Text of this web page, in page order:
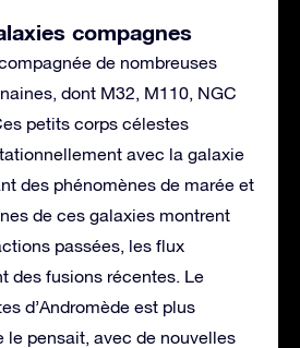
compagnes
de nombreuses
dont M32, M110, NGC
petits corps célestes
avec la galaxie
des phénomènes de marée et
de ces galaxies montrent
passées, les flux
des fusions récentes. Le
d’Andromède est plus
le pensait, avec de nouvelles